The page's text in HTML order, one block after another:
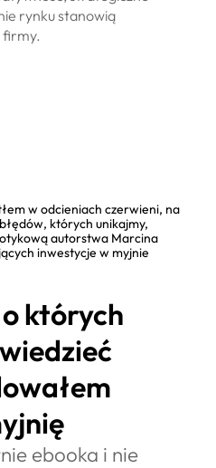
rynku stanowią
firmy.
których
ebooka i nie